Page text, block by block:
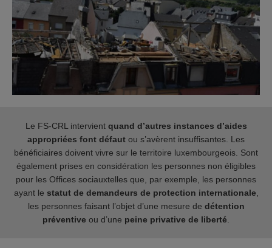
Le FS-CRL intervient quand d’autres instances d’aides
appropriées font défaut ou s’avèrent insuffisantes. Les
bénéficiaires doivent vivre sur le territoire luxembourgeois. Sont
également prises en considération les personnes non éligibles
pour les Offices sociauxtelles que, par exemple, les personnes
ayant le statut de demandeurs de protection internationale
les personnes faisant l’objet d’une mesure de détention
préventive ou d’une peine privative de liberté